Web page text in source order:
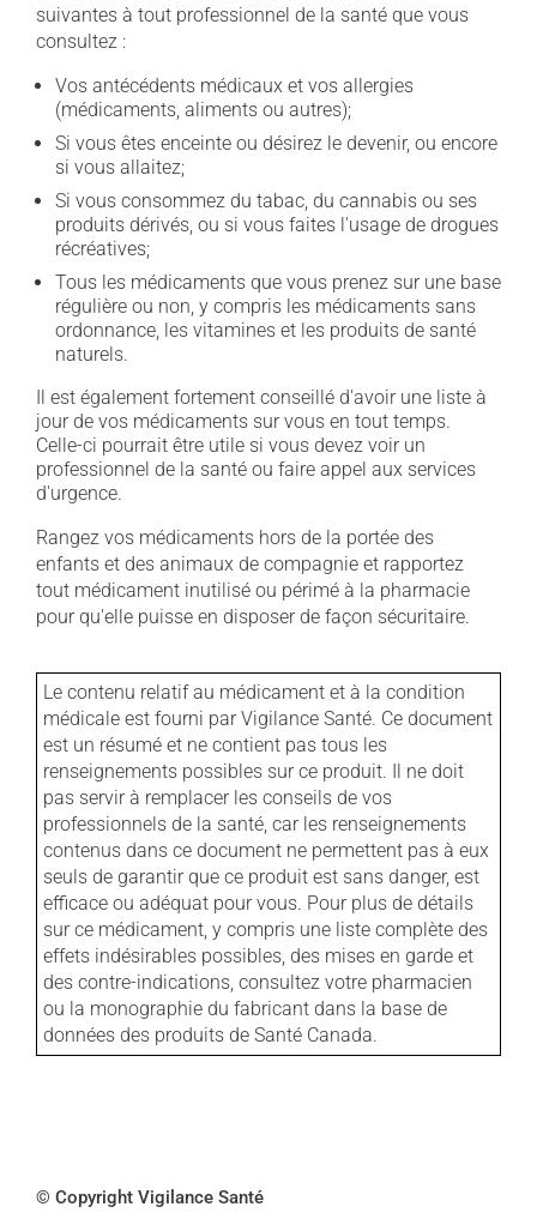
suivantes à tout professionnel de la santé que vous
consultez :
Vos antécédents médicaux et vos allergies
(médicaments, aliments ou autres);
Si vous êtes enceinte ou désirez le devenir, ou encore
si vous allaitez;
Si vous consommez du tabac, du cannabis ou ses
produits dérivés, ou si vous faites l'usage de drogues
récréatives;
Tous les médicaments que vous prenez sur une base
régulière ou non, y compris les médicaments sans
ordonnance, les vitamines et les produits de santé
naturels.
Il est également fortement conseillé d'avoir une liste à
jour de vos médicaments sur vous en tout temps.
Celle-ci pourrait être utile si vous devez voir un
professionnel de la santé ou faire appel aux services
d'urgence.
Rangez vos médicaments hors de la portée des
enfants et des animaux de compagnie et rapportez
tout médicament inutilisé ou périmé à la pharmacie
pour qu'elle puisse en disposer de façon sécuritaire.
Le contenu relatif au médicament et à la condition
médicale est fourni par Vigilance Santé. Ce document
est un résumé et ne contient pas tous les
renseignements possibles sur ce produit. Il ne doit
pas servir à remplacer les conseils de vos
professionnels de la santé, car les renseignements
contenus dans ce document ne permettent pas à eux
seuls de garantir que ce produit est sans danger, est
efficace ou adéquat pour vous. Pour plus de détails
sur ce médicament, y compris une liste complète des
effets indésirables possibles, des mises en garde et
des contre-indications, consultez votre pharmacien
ou la monographie du fabricant dans la base de
données des produits de Santé Canada.
© Copyright Vigilance Santé